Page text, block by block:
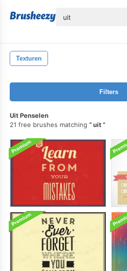
Texturen
Filters
Uit Penselen
21 free brushes matching
uit